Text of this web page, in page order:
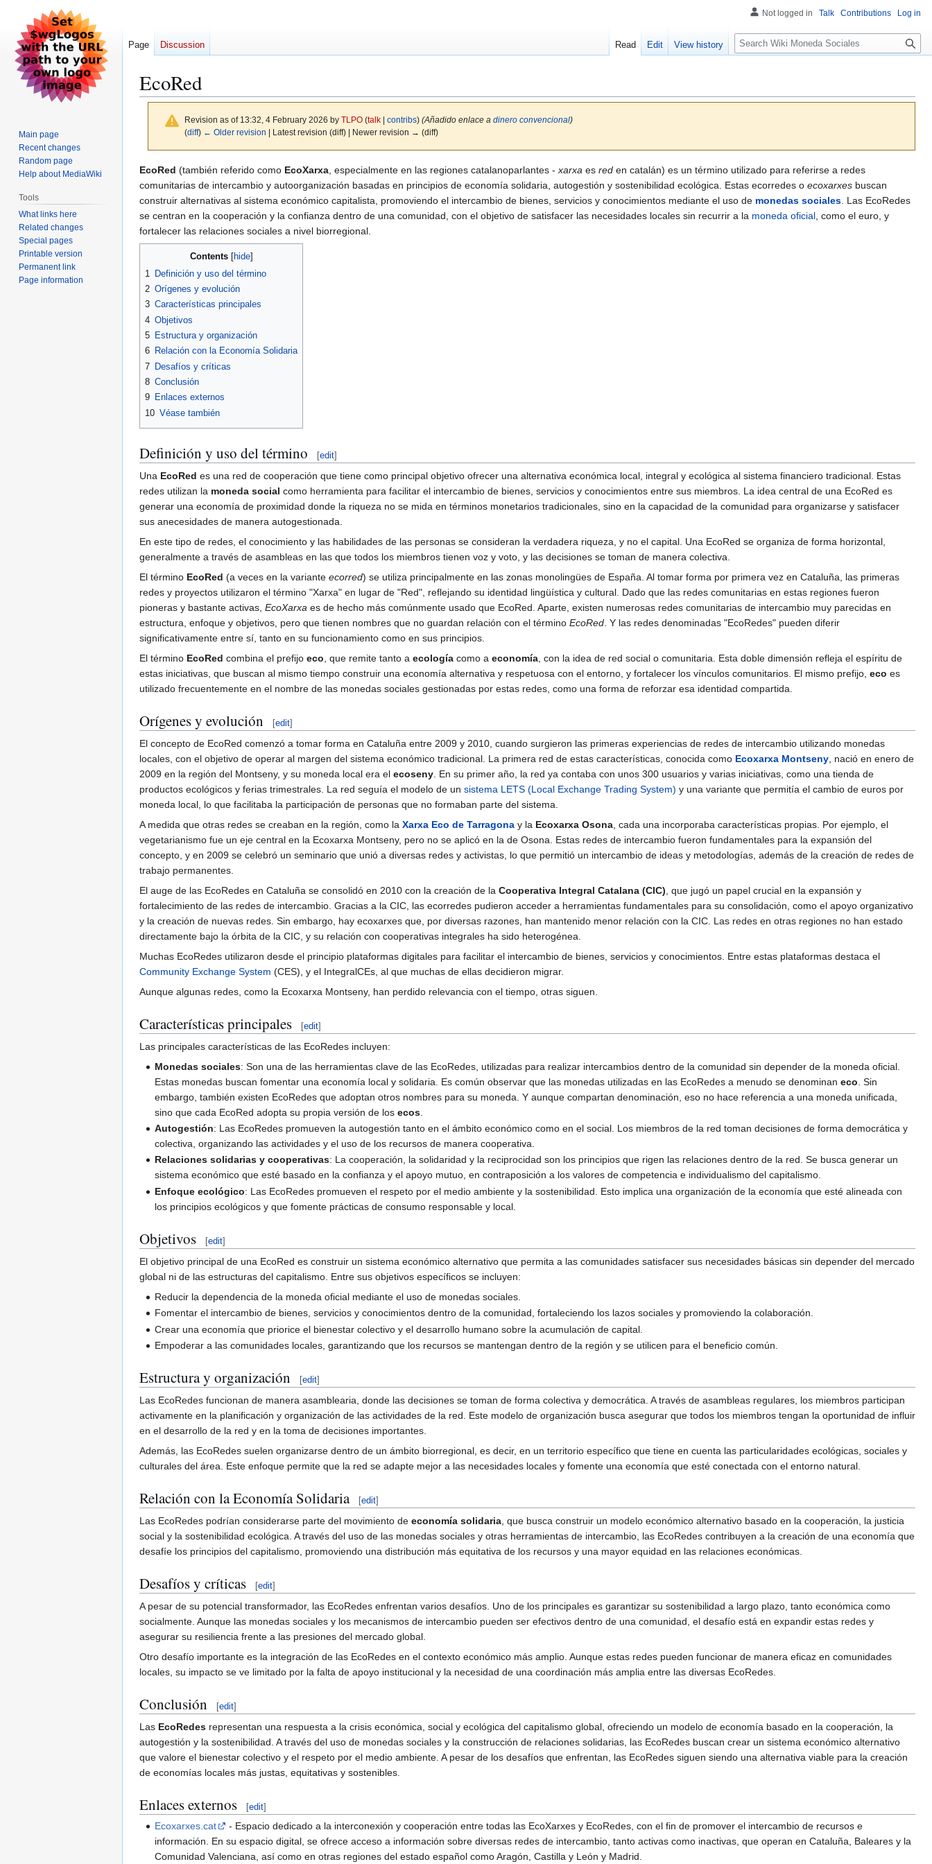
EcoRed
Revision as of 13:32, 4 February 2026 by TLPO (talk| contribs) (Añadido enlace a dinero convencional)
(diff) ← Older revision | Latest revision (diff) | Newer revision → (diff)
Jump
to
navigation
Jump
to
search
EcoRed (también referido como EcoXarxa , especialmente en las regiones catalanoparlantes - xarxa es red en catalán) es un término utilizado para referirse a redes
comunitarias de intercambio y autoorganización basadas en principios de economía solidaria, autogestión y sostenibilidad ecológica. Estas ecorredes o ecoxarxes buscan
construir alternativas al sistema económico capitalista, promoviendo el intercambio de bienes, servicios y conocimientos mediante el uso de monedas sociales . Las EcoRedes
se centran en la cooperación y la confianza dentro de una comunidad, con el objetivo de satisfacer las necesidades locales sin recurrir a la moneda oficial , como el euro, y
fortalecer las relaciones sociales a nivel biorregional.
Contents
1
Definición y uso del término
2 Orígenes y evolución
3 Características principales
4 Objetivos
5 Estructura y organización
6 Relación con la Economía Solidaria
7 Desafíos y críticas
8 Conclusión
9 Enlaces externos
10 Véase también
Definición y uso del término [edit]
Una EcoRed es una red de cooperación que tiene como principal objetivo ofrecer una alternativa económica local, integral y ecológica al sistema financiero tradicional. Estas
redes utilizan la moneda social como herramienta para facilitar el intercambio de bienes, servicios y conocimientos entre sus miembros. La idea central de una EcoRed es
generar una economía de proximidad donde la riqueza no se mida en términos monetarios tradicionales, sino en la capacidad de la comunidad para organizarse y satisfacer
sus anecesidades de manera autogestionada.
En este tipo de redes, el conocimiento y las habilidades de las personas se consideran la verdadera riqueza, y no el capital. Una EcoRed se organiza de forma horizontal,
generalmente a través de asambleas en las que todos los miembros tienen voz y voto, y las decisiones se toman de manera colectiva.
El término EcoRed (a veces en la variante ecorred) se utiliza principalmente en las zonas monolingües de España. Al tomar forma por primera vez en Cataluña, las primeras
redes y proyectos utilizaron el término "Xarxa" en lugar de "Red", reflejando su identidad lingüística y cultural. Dado que las redes comunitarias en estas regiones fueron
pioneras y bastante activas, EcoXarxa es de hecho más comúnmente usado que EcoRed. Aparte, existen numerosas redes comunitarias de intercambio muy parecidas en
estructura, enfoque y objetivos, pero que tienen nombres que no guardan relación con el término EcoRed . Y las redes denominadas "EcoRedes" pueden diferir
significativamente entre sí, tanto en su funcionamiento como en sus principios.
El término EcoRed combina el prefijo eco , que remite tanto a ecología como a economía , con la idea de red social o comunitaria. Esta doble dimensión refleja el espíritu de
estas iniciativas, que buscan al mismo tiempo construir una economía alternativa y respetuosa con el entorno, y fortalecer los vínculos comunitarios. El mismo prefijo, eco es
utilizado frecuentemente en el nombre de las monedas sociales gestionadas por estas redes, como una forma de reforzar esa identidad compartida.
Orígenes y evolución [edit]
El concepto de EcoRed comenzó a tomar forma en Cataluña entre 2009 y 2010, cuando surgieron las primeras experiencias de redes de intercambio utilizando monedas
locales, con el objetivo de operar al margen del sistema económico tradicional. La primera red de estas características, conocida como Ecoxarxa Montseny , nació en enero de
2009 en la región del Montseny, y su moneda local era el ecoseny . En su primer año, la red ya contaba con unos 300 usuarios y varias iniciativas, como una tienda de
productos ecológicos y ferias trimestrales. La red seguía el modelo de un sistema LETS (Local Exchange Trading System) y una variante que permitía el cambio de euros por
moneda local, lo que facilitaba la participación de personas que no formaban parte del sistema.
A medida que otras redes se creaban en la región, como la Xarxa Eco de Tarragona y la Ecoxarxa Osona , cada una incorporaba características propias. Por ejemplo, el
vegetarianismo fue un eje central en la Ecoxarxa Montseny, pero no se aplicó en la de Osona. Estas redes de intercambio fueron fundamentales para la expansión del
concepto, y en 2009 se celebró un seminario que unió a diversas redes y activistas, lo que permitió un intercambio de ideas y metodologías, además de la creación de redes de
trabajo permanentes.
El auge de las EcoRedes en Cataluña se consolidó en 2010 con la creación de la Cooperativa Integral Catalana (CIC) , que jugó un papel crucial en la expansión y
fortalecimiento de las redes de intercambio. Gracias a la CIC, las ecorredes pudieron acceder a herramientas fundamentales para su consolidación, como el apoyo organizativo
y la creación de nuevas redes. Sin embargo, hay ecoxarxes que, por diversas razones, han mantenido menor relación con la CIC. Las redes en otras regiones no han estado
directamente bajo la órbita de la CIC, y su relación con cooperativas integrales ha sido heterogénea.
Muchas EcoRedes utilizaron desde el principio plataformas digitales para facilitar el intercambio de bienes, servicios y conocimientos. Entre estas plataformas destaca el
Community Exchange System (CES), y el IntegralCEs, al que muchas de ellas decidieron migrar.
Aunque algunas redes, como la Ecoxarxa Montseny, han perdido relevancia con el tiempo, otras siguen.
Características principales [edit]
Las principales características de las EcoRedes incluyen:
Monedas sociales: Son una de las herramientas clave de las EcoRedes, utilizadas para realizar intercambios dentro de la comunidad sin depender de la moneda oficial.
Estas monedas buscan fomentar una economía local y solidaria. Es común observar que las monedas utilizadas en las EcoRedes a menudo se denominaneco . Sin
embargo, también existen EcoRedes que adoptan otros nombres para su moneda. Y aunque compartan denominación, eso no hace referencia a una moneda unificada,
sino que cada EcoRed adopta su propia versión de losecos
Autogestión: Las EcoRedes promueven la autogestión tanto en el ámbito económico como en el social. Los miembros de la red toman decisiones de forma democrática y
colectiva, organizando las actividades y el uso de los recursos de manera cooperativa.
Relaciones solidarias y cooperativas: La cooperación, la solidaridad y la reciprocidad son los principios que rigen las relaciones dentro de la red. Se busca generar un
sistema económico que esté basado en la confianza y el apoyo mutuo, en contraposición a los valores de competencia e individualismo del capitalismo.
Enfoque ecológico: Las EcoRedes promueven el respeto por el medio ambiente y la sostenibilidad. Esto implica una organización de la economía que esté alineada con
los principios ecológicos y que fomente prácticas de consumo responsable y local.
Objetivos [edit]
El objetivo principal de una EcoRed es construir un sistema económico alternativo que permita a las comunidades satisfacer sus necesidades básicas sin depender del mercado
global ni de las estructuras del capitalismo. Entre sus objetivos específicos se incluyen:
Reducir la dependencia de la moneda oficial mediante el uso de monedas sociales.
Fomentar el intercambio de bienes, servicios y conocimientos dentro de la comunidad, fortaleciendo los lazos sociales y promoviendo la colaboración.
Crear una economía que priorice el bienestar colectivo y el desarrollo humano sobre la acumulación de capital.
Empoderar a las comunidades locales, garantizando que los recursos se mantengan dentro de la región y se utilicen para el beneficio común.
Estructura y organización [edit]
Las EcoRedes funcionan de manera asamblearia, donde las decisiones se toman de forma colectiva y democrática. A través de asambleas regulares, los miembros participan
activamente en la planificación y organización de las actividades de la red. Este modelo de organización busca asegurar que todos los miembros tengan la oportunidad de influir
en el desarrollo de la red y en la toma de decisiones importantes.
Además, las EcoRedes suelen organizarse dentro de un ámbito biorregional, es decir, en un territorio específico que tiene en cuenta las particularidades ecológicas, sociales y
culturales del área. Este enfoque permite que la red se adapte mejor a las necesidades locales y fomente una economía que esté conectada con el entorno natural.
Relación con la Economía Solidaria [edit]
Las EcoRedes podrían considerarse parte del movimiento de economía solidaria , que busca construir un modelo económico alternativo basado en la cooperación, la justicia
social y la sostenibilidad ecológica. A través del uso de las monedas sociales y otras herramientas de intercambio, las EcoRedes contribuyen a la creación de una economía que
desafíe los principios del capitalismo, promoviendo una distribución más equitativa de los recursos y una mayor equidad en las relaciones económicas.
Desafíos y críticas [edit]
A pesar de su potencial transformador, las EcoRedes enfrentan varios desafíos. Uno de los principales es garantizar su sostenibilidad a largo plazo, tanto económica como
socialmente. Aunque las monedas sociales y los mecanismos de intercambio pueden ser efectivos dentro de una comunidad, el desafío está en expandir estas redes y
asegurar su resiliencia frente a las presiones del mercado global.
Otro desafío importante es la integración de las EcoRedes en el contexto económico más amplio. Aunque estas redes pueden funcionar de manera eficaz en comunidades
locales, su impacto se ve limitado por la falta de apoyo institucional y la necesidad de una coordinación más amplia entre las diversas EcoRedes.
Conclusión [edit]
Las EcoRedes representan una respuesta a la crisis económica, social y ecológica del capitalismo global, ofreciendo un modelo de economía basado en la cooperación, la
autogestión y la sostenibilidad. A través del uso de monedas sociales y la construcción de relaciones solidarias, las EcoRedes buscan crear un sistema económico alternativo
que valore el bienestar colectivo y el respeto por el medio ambiente. A pesar de los desafíos que enfrentan, las EcoRedes siguen siendo una alternativa viable para la creación
de economías locales más justas, equitativas y sostenibles.
Enlaces externos [edit]
Ecoxarxes.cat
- Espacio dedicado a la interconexión y cooperación entre todas las EcoXarxes y EcoRedes, con el fin de promover el intercambio de recursos e
información. En su espacio digital, se ofrece acceso a información sobre diversas redes de intercambio, tanto activas como inactivas, que operan en Cataluña, Baleares y la
Comunidad Valenciana, así como en otras regiones del estado español como Aragón, Castilla y León y Madrid.
Not logged in Talk Contributions Log in
Page Discussion Read Edit View history
S
e
c
Main page
Recent changes
Random page
Help about MediaWiki
Tools
What links here
Related changes
Special pages
Printable version
Permanent link
Page information